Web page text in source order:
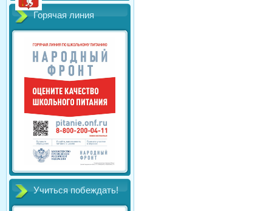
Горячая линия
Учиться побеждать!